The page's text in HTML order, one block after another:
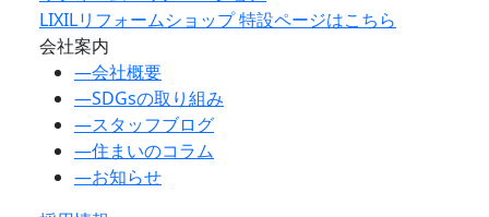
LIXILリフォームショップ 特設ページはこちら
会社案内
―会社概要
―SDGsの取り組み
―スタッフブログ
―住まいのコラム
―お知らせ